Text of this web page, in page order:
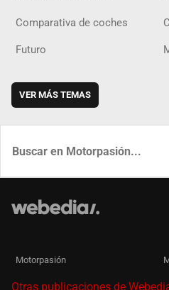
Comparativa de coches
Futuro
VER MÁS TEMAS
Motorpasión
Otras publicaciones de